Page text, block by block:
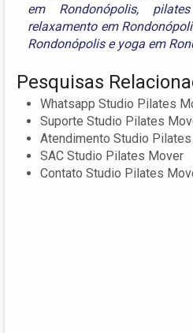
em Rondonópolis,
relaxamento em
Rondonópolise yoga em
Pesquisas
Whatsapp Studio Pilates
Suporte Studio Pilates
Atendimento Studio
SAC Studio Pilates Mover
Contato Studio Pilates